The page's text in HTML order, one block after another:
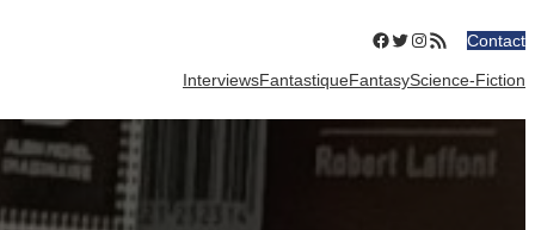
Facebook
Twitter
Instagram
Flux RSSContact
InterviewsFantastiqueFantasyScience-Fiction